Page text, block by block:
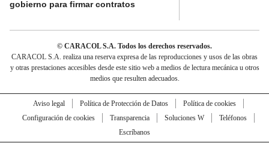
gobierno para firmar contratos
© CARACOL S.A. Todos los derechos reservados.
CARACOL S.A. realiza una reserva expresa de las reproducciones y usos de las obras
y otras prestaciones accesibles desde este sitio web a medios de lectura mecánica u otros
medios que resulten adecuados.
Aviso legal Política de Protección de Datos
Política de cookies
Configuración de cookies
Transparencia Soluciones W
Teléfonos
Escríbanos